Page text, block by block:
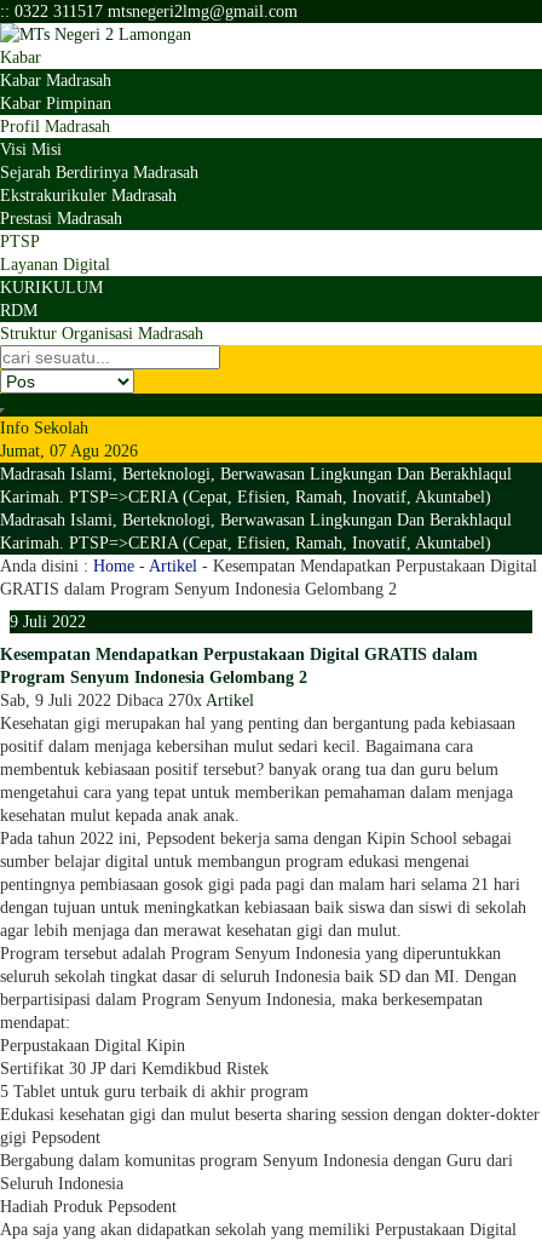
:: 0322 311517 mtsnegeri2lmg@gmail.com
Kabar
Kabar Madrasah
Kabar Pimpinan
Profil Madrasah
Visi Misi
Sejarah Berdirinya Madrasah
Ekstrakurikuler Madrasah
Prestasi Madrasah
PTSP
Layanan Digital
KURIKULUM
RDM
Struktur Organisasi Madrasah
Info Sekolah
Jumat, 07 Agu 2026
Madrasah Islami, Berteknologi, Berwawasan Lingkungan Dan Berakhlaqul
Karimah. PTSP=>CERIA (Cepat, Efisien, Ramah, Inovatif, Akuntabel)
Madrasah Islami, Berteknologi, Berwawasan Lingkungan Dan Berakhlaqul
Karimah. PTSP=>CERIA (Cepat, Efisien, Ramah, Inovatif, Akuntabel)
Anda disini : Home - Artikel - Kesempatan Mendapatkan Perpustakaan Digital
GRATIS dalam Program Senyum Indonesia Gelombang 2
9 Juli 2022
Kesempatan Mendapatkan Perpustakaan Digital GRATIS dalam
Program Senyum Indonesia Gelombang 2
Sab, 9 Juli 2022 Dibaca 270x Artikel
Kesehatan gigi merupakan hal yang penting dan bergantung pada kebiasaan
positif dalam menjaga kebersihan mulut sedari kecil. Bagaimana cara
membentuk kebiasaan positif tersebut? banyak orang tua dan guru belum
mengetahui cara yang tepat untuk memberikan pemahaman dalam menjaga
kesehatan mulut kepada anak anak.
Pada tahun 2022 ini, Pepsodent bekerja sama dengan Kipin School sebagai
sumber belajar digital untuk membangun program edukasi mengenai
pentingnya pembiasaan gosok gigi pada pagi dan malam hari selama 21 hari
dengan tujuan untuk meningkatkan kebiasaan baik siswa dan siswi di sekolah
agar lebih menjaga dan merawat kesehatan gigi dan mulut.
Program tersebut adalah Program Senyum Indonesia yang diperuntukkan
seluruh sekolah tingkat dasar di seluruh Indonesia baik SD dan MI. Dengan
berpartisipasi dalam Program Senyum Indonesia, maka berkesempatan
mendapat:
Perpustakaan Digital Kipin
Sertifikat 30 JP dari Kemdikbud Ristek
5 Tablet untuk guru terbaik di akhir program
Edukasi kesehatan gigi dan mulut beserta sharing session dengan dokter-dokter
gigi Pepsodent
Bergabung dalam komunitas program Senyum Indonesia dengan Guru dari
Seluruh Indonesia
Hadiah Produk Pepsodent
Apa saja yang akan didapatkan sekolah yang memiliki Perpustakaan Digital